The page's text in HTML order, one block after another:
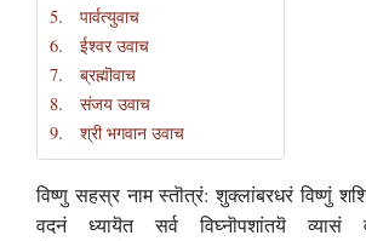
पार्वत्युवाच
ईश्वर उवाच
ब्रह्मॊवाच
संजय उवाच
श्री भगवान उवाच
विष्णु सहस्र नाम स्तॊत्रं: शुक्लांबरधरं विष्णुं
वदनं ध्यायॆत सर्व विघ्नॊपशांतयॆ व्यासं